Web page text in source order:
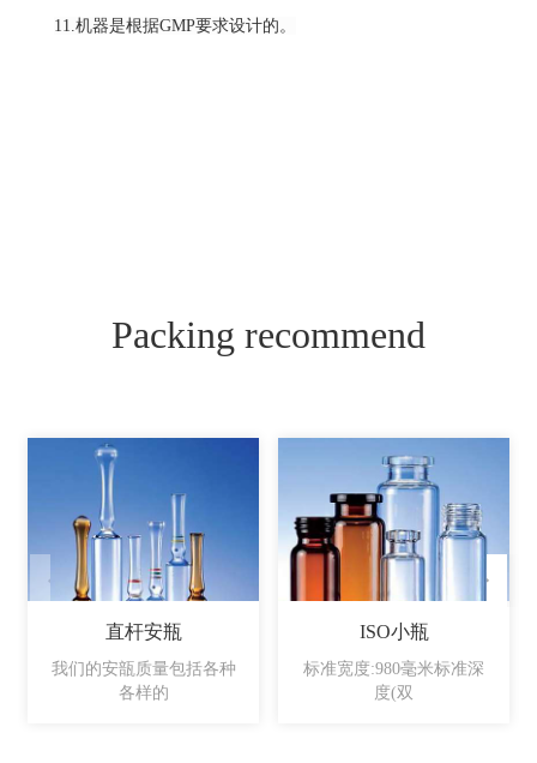
11.机器是根据GMP要求设计的。
Packing recommend
直杆安瓶
我们的安瓿质量包括各种
各样的
ISO小瓶
标准宽度:980毫米标准深
度(双